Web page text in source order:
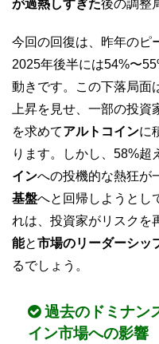
が過熱しすぎた後の調整
今回の回復は、昨年のピ
2025年後半には54%〜
動きです。この下落局面
上昇を見せ、一部の投資
を求めてアルトコインに
ります。しかし、58%超
インへの投機的な熱狂が
基盤へと回帰しようとし
れは、投資家がリスクを
能と市場のリーダーシッ
るでしょう。
過去のドミナン
イン市場への影響